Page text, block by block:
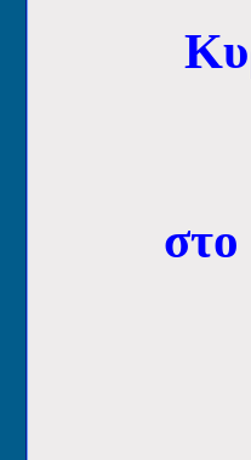
στο